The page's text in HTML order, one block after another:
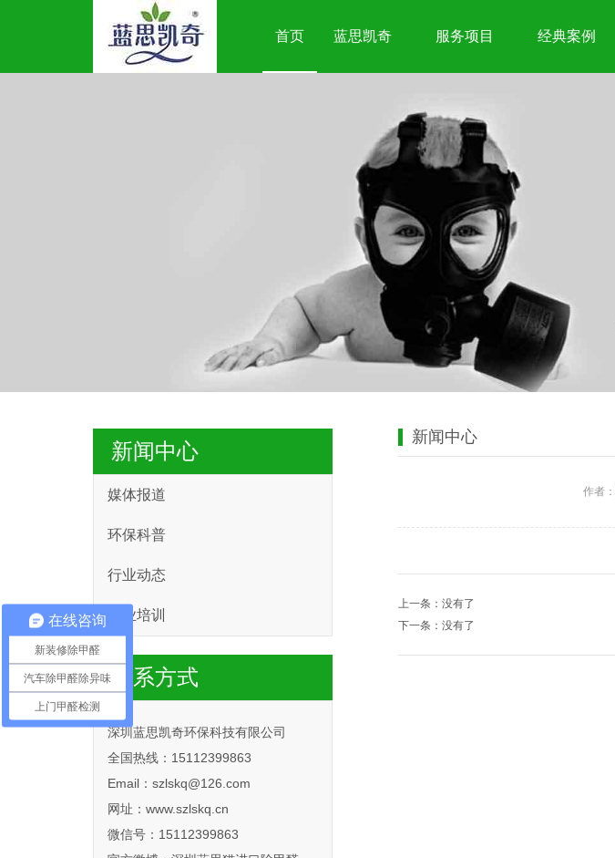
首页 蓝思凯奇 服务项目 经典案例
新闻中心
媒体报道
环保科普
行业动态
行业培训
联系方式
深圳蓝思凯奇环保科技有限公司
全国热线：15112399863
Email：szlskq@126.com
网址：www.szlskq.cn
微信号：15112399863
新闻中心
作者：
上一条：没有了
下一条：没有了
在线咨询
新装修除甲醛
汽车除甲醛除异味
上门甲醛检测